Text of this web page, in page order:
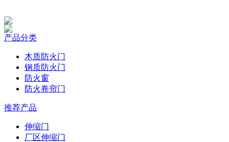
产品分类
木质防火门
钢质防火门
防火窗
防火卷帘门
推荐产品
伸缩门
厂区伸缩门